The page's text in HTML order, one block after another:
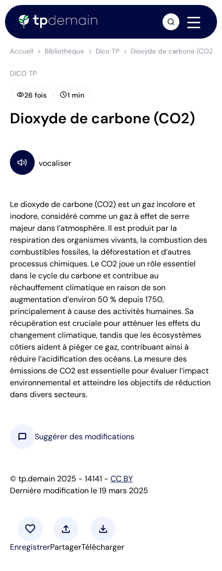
Accueil Bibliothèque Dico TP Dioxyde de carbone (CO2)
DICO TP
visibility26 fois schedule1 min
Dioxyde de carbone (CO2)
Le dioxyde de carbone (CO2) est un gaz incolore et
inodore, considéré comme un gaz à effet de serre
majeur dans l’atmosphère. Il est produit par la
respiration des organismes vivants, la combustion des
combustibles fossiles, la déforestation et d’autres
processus chimiques. Le CO2 joue un rôle essentiel
dans le cycle du carbone et contribue au
réchauffement climatique en raison de son
augmentation d’environ 50 % depuis 1750,
principalement à cause des activités humaines. Sa
récupération est cruciale pour atténuer les effets du
changement climatique, tandis que les écosystèmes
côtiers aident à piéger ce gaz, contribuant ainsi à
réduire l’acidification des océans. La mesure des
émissions de CO2 est essentielle pour évaluer l’impact
environnemental et atteindre les objectifs de réduction
dans divers secteurs.
chat_bubble Suggérer des modifications
© tp.demain 2025 - 14141 - CC BY
Dernière modification le 19 mars 2025
favorite
Enregistrer
upload
Partager
download
Télécharger
arrow_forward